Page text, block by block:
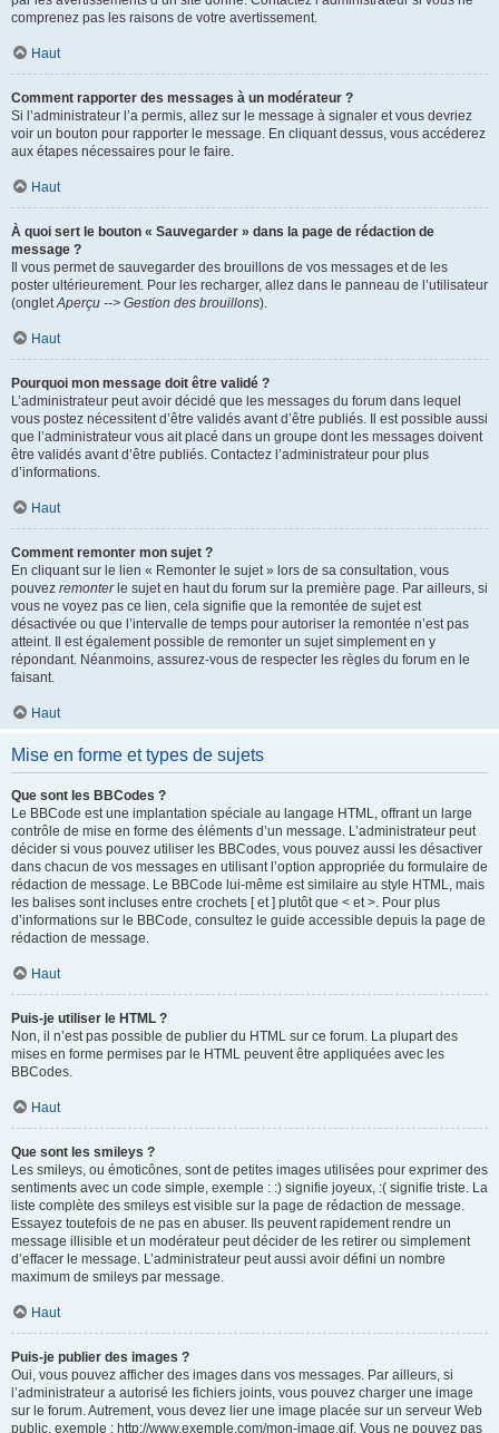
comprenez pas les raisons de votre avertissement.
Haut
Comment rapporter des messages à un modérateur ?
Si l’administrateur l’a permis, allez sur le message à signaler et vous devriez
voir un bouton pour rapporter le message. En cliquant dessus, vous accéderez
aux étapes nécessaires pour le faire.
Haut
À quoi sert le bouton « Sauvegarder » dans la page de rédaction de
message ?
Il vous permet de sauvegarder des brouillons de vos messages et de les
poster ultérieurement. Pour les recharger, allez dans le panneau de l’utilisateur
(ongletAperçu --> Gestion des brouillons).
Haut
Pourquoi mon message doit être validé ?
L’administrateur peut avoir décidé que les messages du forum dans lequel
vous postez nécessitent d’être validés avant d’être publiés. Il est possible aussi
que l’administrateur vous ait placé dans un groupe dont les messages doivent
être validés avant d’être publiés. Contactez l’administrateur pour plus
d’informations.
Haut
Comment remonter mon sujet ?
En cliquant sur le lien « Remonter le sujet » lors de sa consultation, vous
pouvez remonterle sujet en haut du forum sur la première page. Par ailleurs, si
vous ne voyez pas ce lien, cela signifie que la remontée de sujet est
désactivée ou que l’intervalle de temps pour autoriser la remontée n’est pas
atteint. Il est également possible de remonter un sujet simplement en y
répondant. Néanmoins, assurez-vous de respecter les règles du forum en le
faisant.
Haut
Mise en forme et types de sujets
Que sont les BBCodes ?
Le BBCode est une implantation spéciale au langage HTML, offrant un large
contrôle de mise en forme des éléments d’un message. L’administrateur peut
décider si vous pouvez utiliser les BBCodes, vous pouvez aussi les désactiver
dans chacun de vos messages en utilisant l’option appropriée du formulaire de
rédaction de message. Le BBCode lui-même est similaire au style HTML, mais
les balises sont incluses entre crochets [ et ] plutôt que < et >. Pour plus
d’informations sur le BBCode, consultez le guide accessible depuis la page de
rédaction de message.
Haut
Puis-je utiliser le HTML ?
Non, il n’est pas possible de publier du HTML sur ce forum. La plupart des
mises en forme permises par le HTML peuvent être appliquées avec les
BBCodes.
Haut
Que sont les smileys ?
Les smileys, ou émoticônes, sont de petites images utilisées pour exprimer des
sentiments avec un code simple, exemple : :) signifie joyeux, :( signifie triste. La
liste complète des smileys est visible sur la page de rédaction de message.
Essayez toutefois de ne pas en abuser. Ils peuvent rapidement rendre un
message illisible et un modérateur peut décider de les retirer ou simplement
d’effacer le message. L’administrateur peut aussi avoir défini un nombre
maximum de smileys par message.
Haut
Puis-je publier des images ?
Oui, vous pouvez afficher des images dans vos messages. Par ailleurs, si
l’administrateur a autorisé les fichiers joints, vous pouvez charger une image
sur le forum. Autrement, vous devez lier une image placée sur un serveur Web
public, exemple : http://www.exemple.com/mon-image.gif. Vous ne pouvez pas